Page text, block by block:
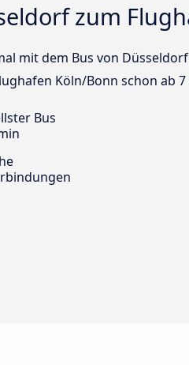
zum
mit dem Bus von
Köln/Bonn schon ab 7
Bus